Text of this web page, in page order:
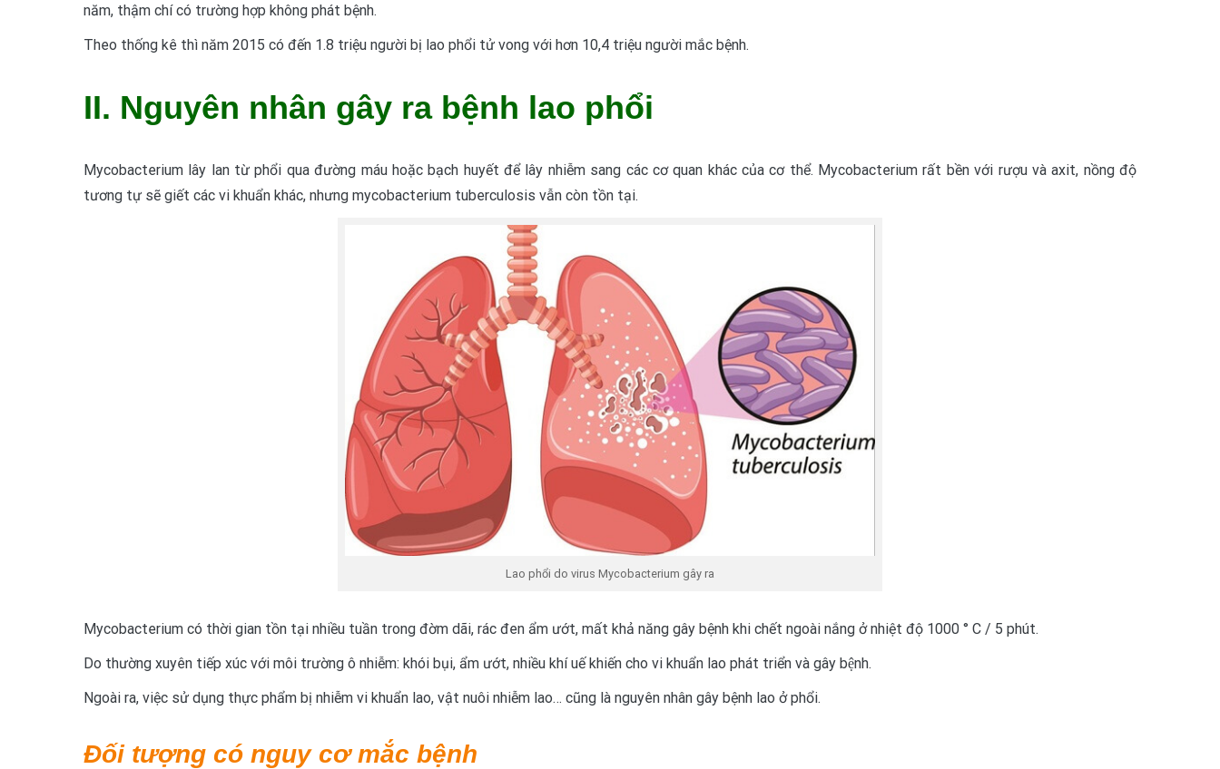
năm, thậm chí có trường hợp không phát bệnh.
Theo thống kê thì năm 2015 có đến 1.8 triệu người bị lao phổi tử vong với hơn 10,4 triệu người mắc bệnh.
II. Nguyên nhân gây ra bệnh lao phổi
Mycobacterium lây lan từ phổi qua đường máu hoặc bạch huyết để lây nhiễm sang các cơ quan khác của cơ thể. Mycobacterium rất bền với rượu và axit, nồng độ
tương tự sẽ giết các vi khuẩn khác, nhưng mycobacterium tuberculosis vẫn còn tồn tại.
Lao phổi do virus Mycobacterium gây ra
Mycobacterium có thời gian tồn tại nhiều tuần trong đờm dãi, rác đen ẩm ướt, mất khả năng gây bệnh khi chết ngoài nắng ở nhiệt độ 1000 ° C / 5 phút.
Do thường xuyên tiếp xúc với môi trường ô nhiễm: khói bụi, ẩm ướt, nhiều khí uế khiến cho vi khuẩn lao phát triển và gây bệnh.
Ngoài ra, việc sử dụng thực phẩm bị nhiễm vi khuẩn lao, vật nuôi nhiễm lao… cũng là nguyên nhân gây bệnh lao ở phổi.
Đối tượng có nguy cơ mắc bệnh